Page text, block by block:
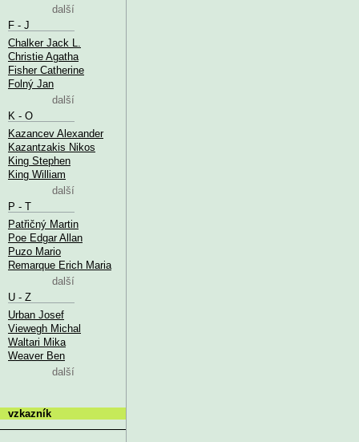
další
F - J
Chalker Jack L.
Christie Agatha
Fisher Catherine
Folný Jan
další
K - O
Kazancev Alexander
Kazantzakis Nikos
King Stephen
King William
další
P - T
Patřičný Martin
Poe Edgar Allan
Puzo Mario
Remarque Erich Maria
další
U - Z
Urban Josef
Viewegh Michal
Waltari Mika
Weaver Ben
další
vzkazník